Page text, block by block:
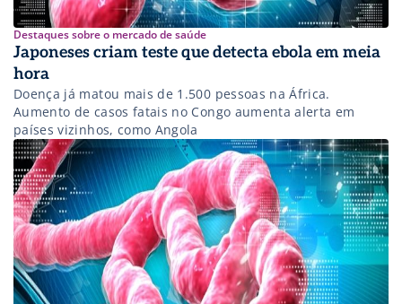
Destaques sobre o mercado de saúde
Japoneses criam teste que detecta ebola em meia
hora
Doença já matou mais de 1.500 pessoas na África.
Aumento de casos fatais no Congo aumenta alerta em
países vizinhos, como Angola